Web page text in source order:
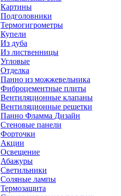
Картины
Подголовники
Термогигрометры
Купели
Из дуба
Из лиственницы
Угловые
Отделка
Панно из можжевельника
Фиброцементные плиты
Вентиляционные клапаны
Вентиляционные решетки
Панно Фламма Дизайн
Стеновые панели
Форточки
Акции
Освещение
Абажуры
Светильники
Соляные лампы
Термозащита